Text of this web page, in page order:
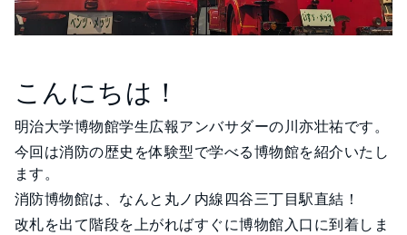
こんにちは！
明治大学博物館学生広報アンバサダーの川亦壮祐です。
今回は消防の歴史を体験型で学べる博物館を紹介いたし
ます。
消防博物館は、なんと丸ノ内線四谷三丁目駅直結！
改札を出て階段を上がればすぐに博物館入口に到着しま